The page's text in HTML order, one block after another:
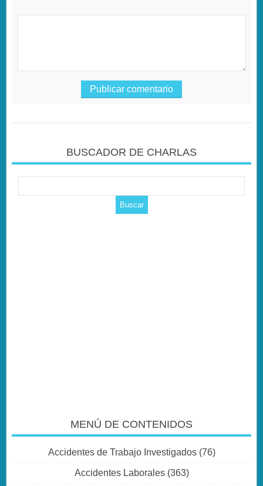
BUSCADOR DE CHARLAS
MENÚ DE CONTENIDOS
Accidentes de Trabajo Investigados(76)
Accidentes Laborales(363)